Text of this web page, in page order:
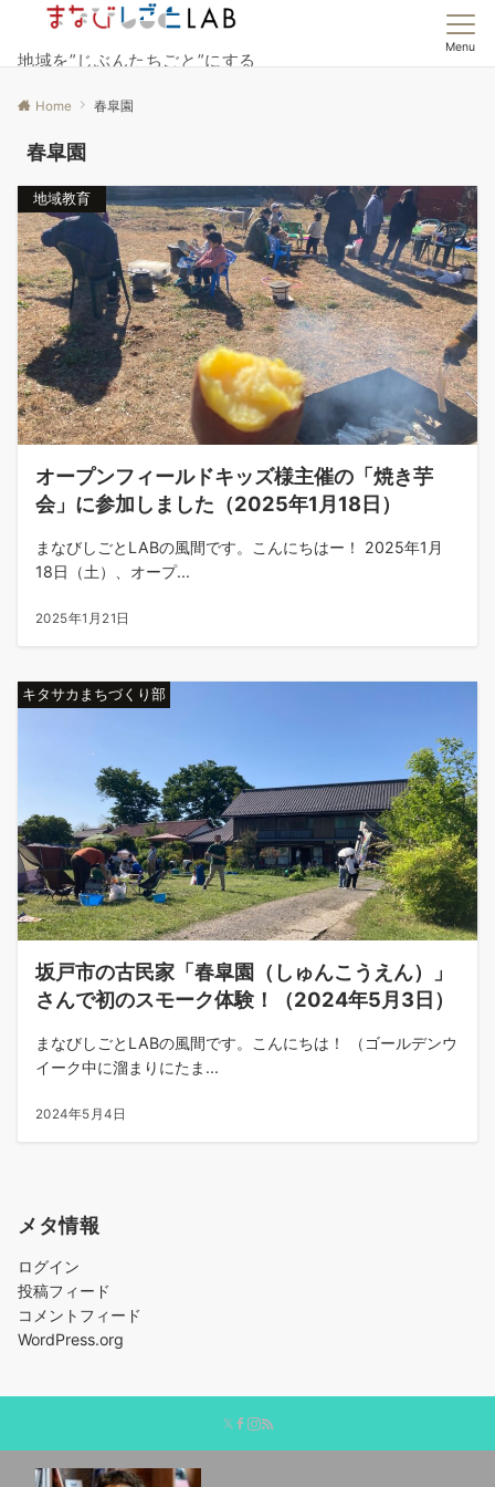
地域を”じぶんたちごと”にする
Menu
Home 春皐園
春皐園
地域教育
オープンフィールドキッズ様主催の「焼き芋
会」に参加しました（2025年1月18日）
まなびしごとLABの風間です。こんにちはー！ 2025年1月
18日（土）、オープ...
2025年1月21日
キタサカまちづくり部
坂戸市の古民家「春皐園（しゅんこうえん）」
さんで初のスモーク体験！（2024年5月3日）
まなびしごとLABの風間です。こんにちは！ （ゴールデンウ
イーク中に溜まりにたま...
2024年5月4日
メタ情報
ログイン
投稿フィード
コメントフィード
WordPress.org